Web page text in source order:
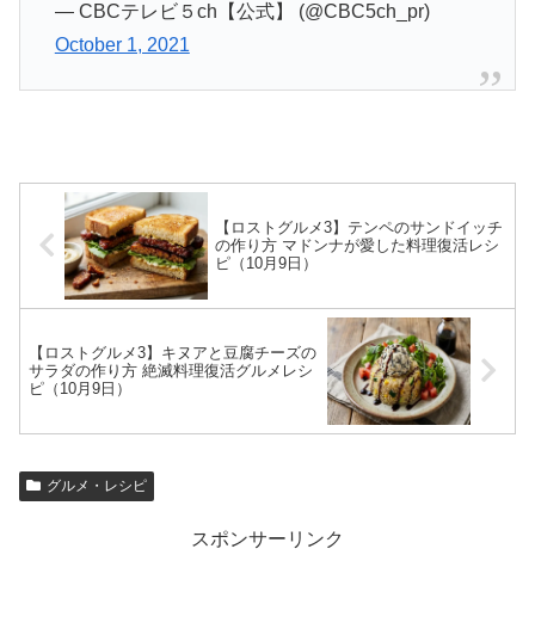
— CBCテレビ５ch【公式】 (@CBC5ch_pr)
October 1, 2021
【ロストグルメ3】テンペのサンドイッチ
の作り方 マドンナが愛した料理復活レシ
ピ（10月9日）
【ロストグルメ3】キヌアと豆腐チーズの
サラダの作り方 絶滅料理復活グルメレシ
ピ（10月9日）
グルメ・レシピ
スポンサーリンク